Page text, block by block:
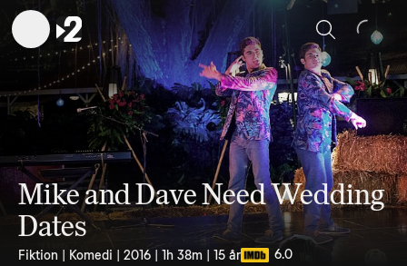
Sök
Mike and Dave Need Wedding
Dates
Fiktion | Komedi | 2016 | 1h 38m | 15 år 6.0